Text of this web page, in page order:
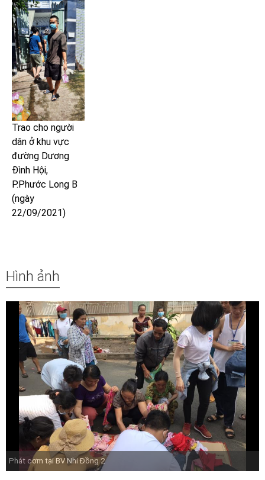
Trao cho người
dân ở khu vực
đường Dương
Đình Hội,
P.Phước Long B
(ngày
22/09/2021)
Hình ảnh
Phát cơm tại BV Nhi Đồng 2